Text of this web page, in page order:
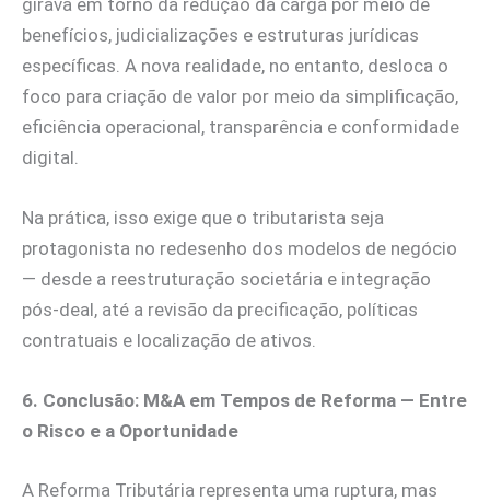
benefícios, judicializações e estruturas jurídicas
específicas. A nova realidade, no entanto, desloca o
foco para criação de valor por meio da simplificação,
eficiência operacional, transparência e conformidade
digital.
Na prática, isso exige que o tributarista seja
protagonista no redesenho dos modelos de negócio
— desde a reestruturação societária e integração
pós-deal, até a revisão da precificação, políticas
contratuais e localização de ativos.
6. Conclusão: M&A em Tempos de Reforma — Entre
o Risco e a Oportunidade
A Reforma Tributária representa uma ruptura, mas